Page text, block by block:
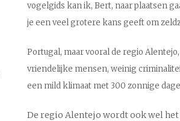
vogelgids kan ik, Bert, naar plaatsen
je een veel grotere kans geeft om
Portugal, maar vooral de regio
vriendelijke mensen, weinig
een mild klimaat met 300 zonnige
De regio Alentejo wordt ook wel het